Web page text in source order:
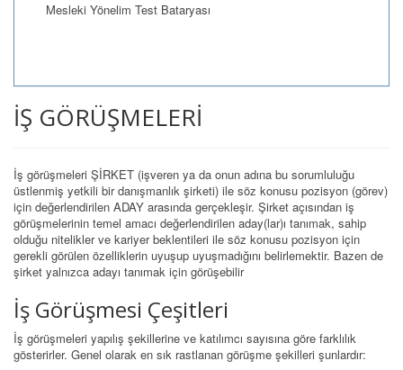
Mesleki Yönelim Test Bataryası
İŞ GÖRÜŞMELERİ
İş görüşmeleri ŞİRKET (işveren ya da onun adına bu sorumluluğu
üstlenmiş yetkili bir danışmanlık şirketi) ile söz konusu pozisyon (görev)
için değerlendirilen ADAY arasında gerçekleşir. Şirket açısından iş
görüşmelerinin temel amacı değerlendirilen aday(lar)ı tanımak, sahip
olduğu nitelikler ve kariyer beklentileri ile söz konusu pozisyon için
gerekli görülen özelliklerin uyuşup uyuşmadığını belirlemektir. Bazen de
şirket yalnızca adayı tanımak için görüşebilir
İş Görüşmesi Çeşitleri
İş görüşmeleri yapılış şekillerine ve katılımcı sayısına göre farklılık
gösterirler. Genel olarak en sık rastlanan görüşme şekilleri şunlardır: